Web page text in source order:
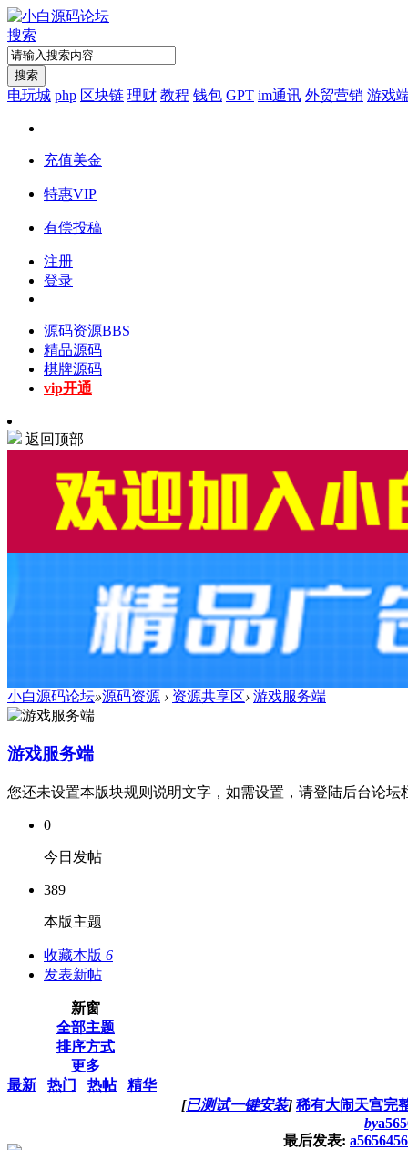
搜索
搜索
电玩城 php 区块链 理财 教程 钱包 GPT im通讯 外贸营销 游戏
充值美金
特惠VIP
有偿投稿
注册
登录
源码资源BBS
精品源码
棋牌源码
vip开通
返回顶部
小白源码论坛»源码资源 › 资源共享区› 游戏服务端
游戏服务端
您还未设置本版块规则说明文字，如需设置，请登陆后台论
0
今日发帖
389
本版主题
收藏本版 6
发表新帖
新窗
全部主题
排序方式
更多
最新
热门 热帖
精华
[已测试一键安装] 稀有大闹天宫完
by
最后发表: a5656456